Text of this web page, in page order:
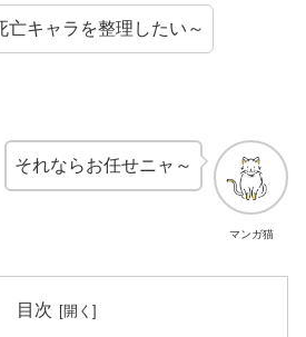
亡キャラを整理したい～
マンガ猫
それならお任せニャ～
目次